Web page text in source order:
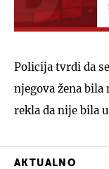
Policija tvrdi da
njegova žena bila
rekla da nije bila
AKTUALNO